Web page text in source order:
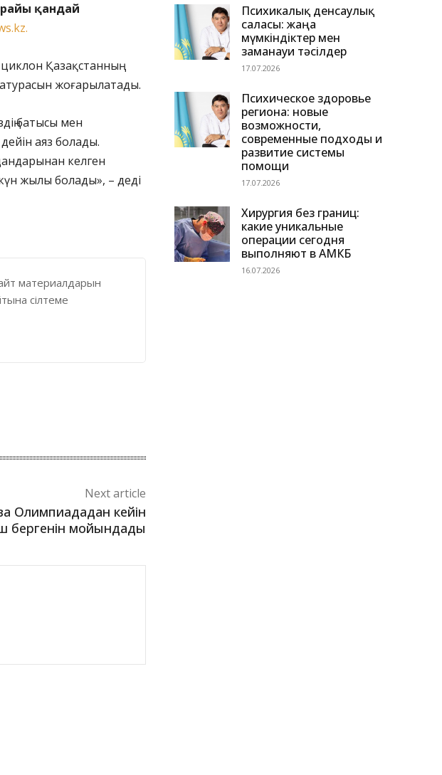
райы қандай
Қазақстанның
жоғарылатады.
батысы мен
аяз болады.
келген
жылы болады», – деді
материалдарын
сілтеме
Next article
Олимпиададан кейін
бергенін мойындады
Психикалық денсаулық
саласы: жаңа
мүмкіндіктер мен
заманауи тәсілдер
17.07.2026
Психическое здоровье
региона: новые
возможности,
современные подходы и
развитие системы
помощи
17.07.2026
Хирургия без границ:
какие уникальные
операции сегодня
выполняют в АМКБ
16.07.2026